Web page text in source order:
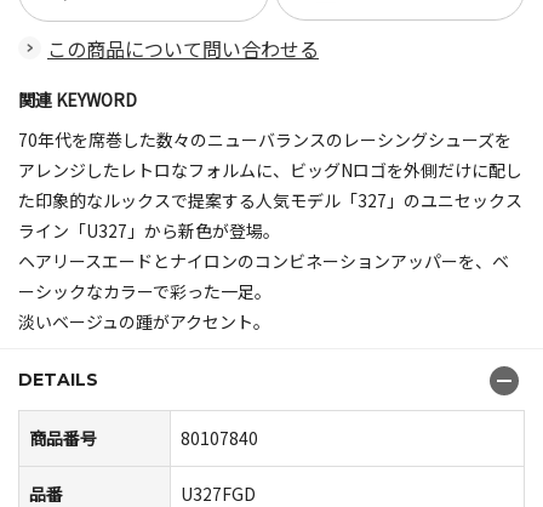
この商品について問い合わせる
関連 KEYWORD
70年代を席巻した数々のニューバランスのレーシングシューズを
アレンジしたレトロなフォルムに、ビッグNロゴを外側だけに配し
た印象的なルックスで提案する人気モデル「327」のユニセックス
ライン「U327」から新色が登場。
ヘアリースエードとナイロンのコンビネーションアッパーを、ベ
ーシックなカラーで彩った一足。
淡いベージュの踵がアクセント。
DETAILS
商品番号 80107840
品番 U327FGD